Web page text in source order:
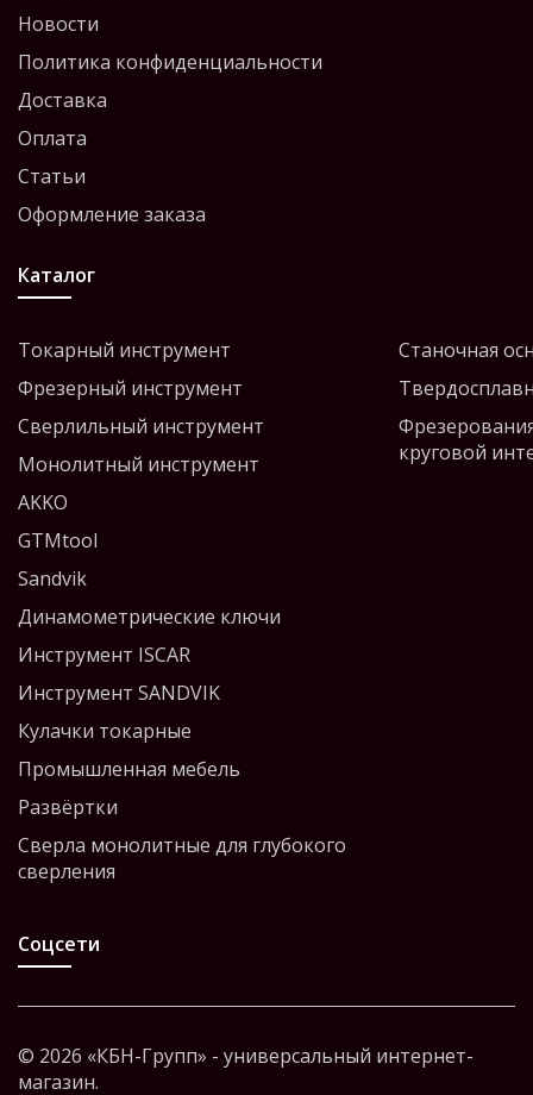
Новости
Политика конфиденциальности
Доставка
Оплата
Статьи
Оформление заказа
Каталог
Токарный инструмент
Фрезерный инструмент
Сверлильный инструмент
Монолитный инструмент
AKKO
GTMtool
Sandvik
Динамометрические ключи
Инструмент ISCAR
Инструмент SANDVIK
Кулачки токарные
Промышленная мебель
Развёртки
Сверла монолитные для глубокого
сверления
Станочная
круговой
Соцсети
© 2026 «КБН-Групп» - универсальный интернет-
магазин.